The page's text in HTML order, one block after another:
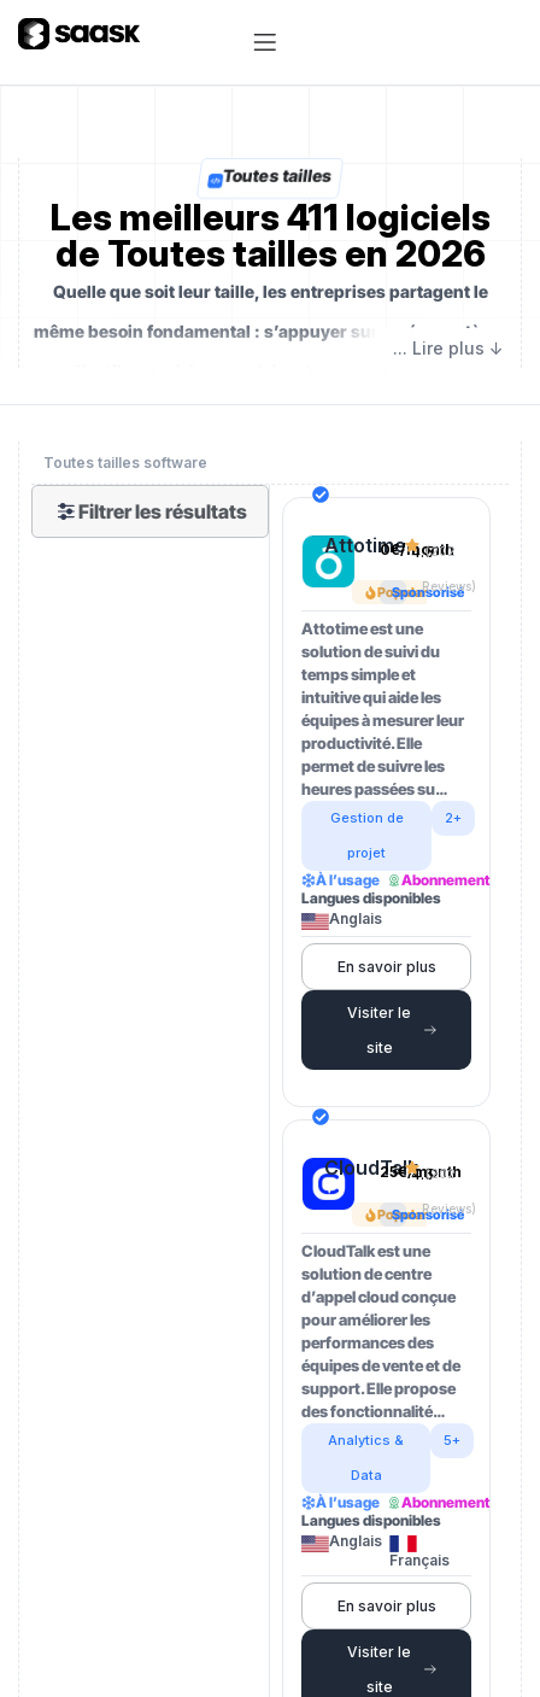
Toutes tailles
Les meilleurs 411 logiciels
de Toutes tailles en 2026
Quelle que soit leur taille, les entreprises partagent le
même besoin fondamental : s’appuyer sur un écosystème
croissance. Un bon choix logiciel permet de gagner en
performance collective, que l’on soit une petite structure,
une PME en expansion ou une grande organisation
Toutes tailles software
Filtrer les résultats
Attotime
Popular
Sponsorisé
0€/month
4.5(202
Reviews)
Attotime est une
solution de suivi du
temps simple et
intuitive qui aide les
équipes à mesurer leur
productivité. Elle
permet de suivre les
heures passées su…
Gestion de
projet
2+
À l’usage
Abonnement
Langues disponibles
Anglais
En savoir plus
Visiter le
site
CloudTalk
Popular
Sponsorisé
25€/month
4.5(202
Reviews)
CloudTalk est une
solution de centre
d’appel cloud conçue
pour améliorer les
performances des
équipes de vente et de
support. Elle propose
des fonctionnalité…
Analytics &
Data
5+
À l’usage
Abonnement
Langues disponibles
Anglais
Français
En savoir plus
Visiter le
site